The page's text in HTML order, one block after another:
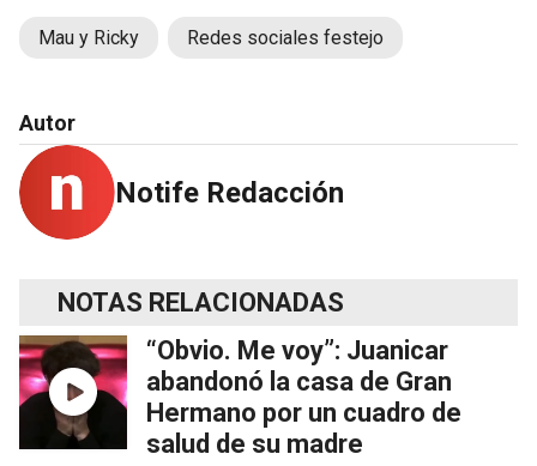
Mau y Ricky Redes sociales festejo
Autor
Notife Redacción
NOTAS RELACIONADAS
“Obvio. Me voy”: Juanicar
abandonó la casa de Gran
Hermano por un cuadro de
salud de su madre